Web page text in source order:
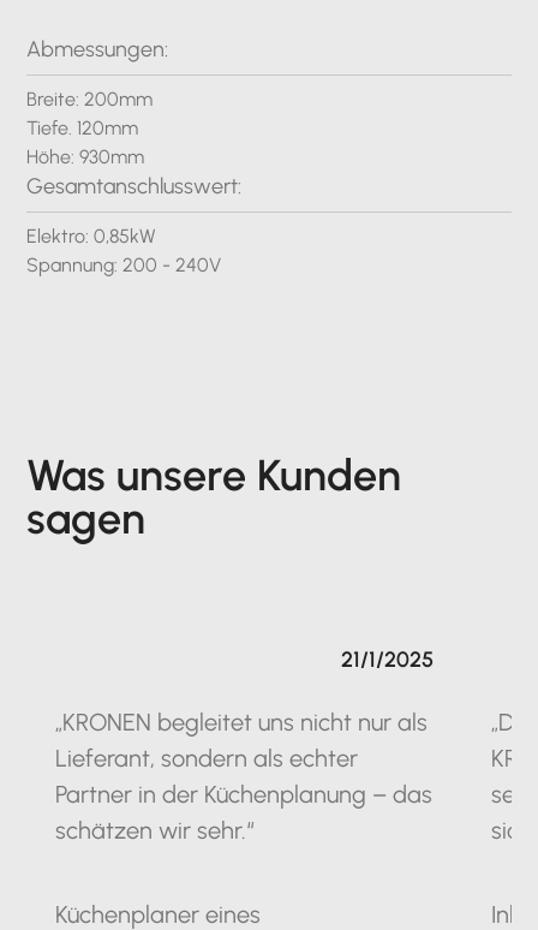
Abmessungen:
Breite: 200mm
Tiefe. 120mm
Höhe: 930mm
Gesamtanschlusswert:
Elektro: 0,85kW
Spannung: 200 - 240V
Was unsere Kunden
sagen
„KRONEN begleitet uns nicht nur als
Lieferant, sondern als echter
Partner in der Küchenplanung – das
schätzen wir sehr.“
Küchenplaner eines
21/1/2025
seit
sich